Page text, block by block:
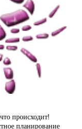
происходит!
планирование